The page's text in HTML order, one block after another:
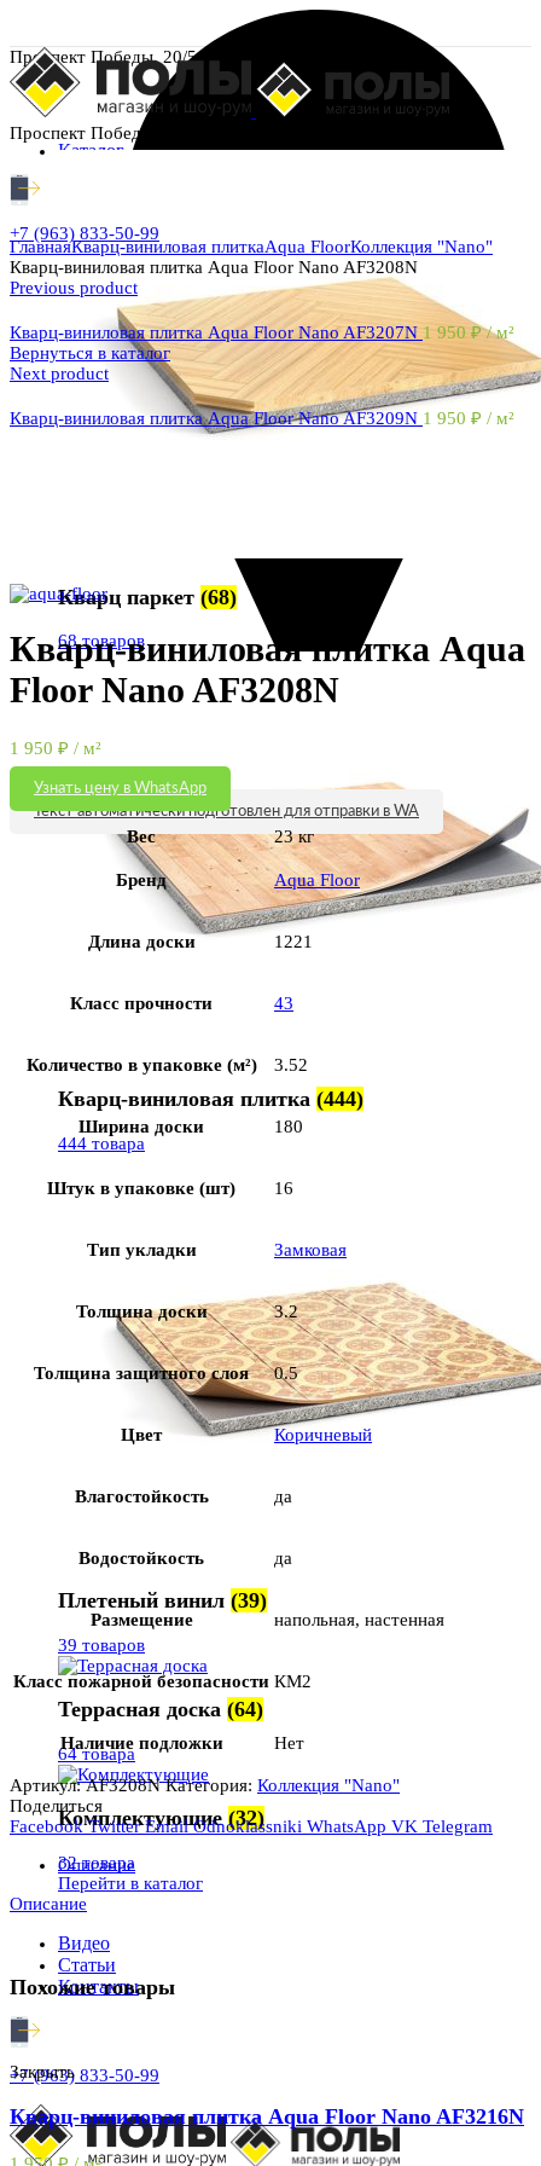
Проспект Победы, 20/5
Проспект Победы, 20/5
Каталог
Кварц паркет (68)
68 товаров
Кварц-виниловая плитка (444)
444 товара
Плетеный винил (39)
39 товаров
Террасная доска (64)
64 товара
Комплектующие(32)
32 товара
Перейти в каталог
Видео
Статьи
Контакты
+7 (963) 833-50-99
+7 (963) 833-50-99
ГлавнаяКварц-виниловая плиткаAqua FloorКоллекция "Nano"
Кварц-виниловая плитка Aqua Floor Nano AF3208N
Previous product
Кварц-виниловая плитка Aqua Floor Nano AF3207N 1 950 ₽/ м²
Вернуться в каталог
Next product
Кварц-виниловая плитка Aqua Floor Nano AF3209N 1 950 ₽ / м²
Кварц-виниловая плитка Aqua
Floor Nano AF3208N
1 950 ₽ / м²
Узнать цену в WhatsApp
Текст автоматически подготовлен для отправки в WA
Вес 23 кг
Бренд Aqua Floor
Длина доски 1221
Класс прочности 43
Количество в упаковке (м²) 3.52
Ширина доски 180
Штук в упаковке (шт) 16
Тип укладки Замковая
Толщина доски 3.2
Толщина защитного слоя 0.5
Цвет Коричневый
Влагостойкость да
Водостойкость да
Размещение напольная, настенная
Класс пожарной безопасности КМ2
Наличие подложки Нет
Артикул:AF3208N Категория: Коллекция "Nano"
Поделиться
Facebook Twitter Email Odnoklassniki WhatsApp VK Telegram
Описание
Описание
Похожие товары
Закрыть
Кварц-виниловая плитка Aqua Floor Nano AF3216N